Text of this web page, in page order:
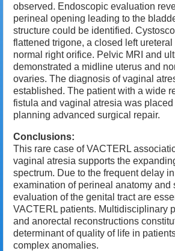
observed. Endoscopic evaluation
perineal opening leading to the
structure could be identified.
flattened trigone, a closed left ureteral
normal right orifice. Pelvic MRI and
demonstrated a midline uterus and
ovaries. The diagnosis of vaginal
established. The patient with a wide
fistula and vaginal atresia was
planning advanced surgical repair.
Conclusions:
This rare case of VACTERL
vaginal atresia supports the
spectrum. Due to the frequent delay
examination of perineal anatomy and
evaluation of the genital tract are
VACTERL patients. Multidisciplinary
and anorectal reconstructions
determinant of quality of life in
complex anomalies.